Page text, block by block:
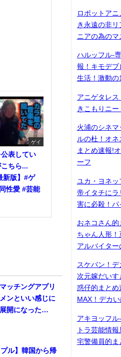
ゲイ
表してい
ちら...
新版】#ゲ
性愛 #芸能
ッチングアプリ
ンといい感じに
開になった…
ル】韓国から帰
ロボットア
き永遠の非
ニアの為のマ
ハルッフル-
報！キモデブ
生活！激動の
アニゲタレ
きこもりニ
火浦のシネマ
ルの杜！オ
まとめ速報!
ーフ
ユカ・ヨネ
帝イタチにラ
害に必殺！パ
おネコさん
ちゃん人形
アルバイタ
スケバン！
次元嫁だい
惑仔的まとめ
MAX！デカ
アキヨッフル
トラ芸能情
宅警備員的ま